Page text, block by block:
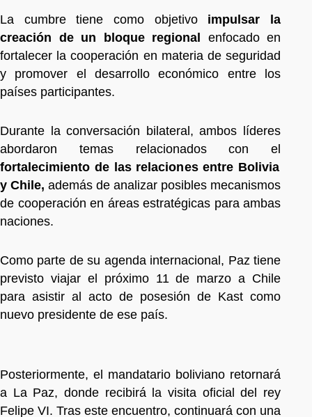
La cumbre tiene como objetivo impulsar la
creación de un bloque regional enfocado en
fortalecer la cooperación en materia de seguridad
y promover el desarrollo económico entre los
países participantes.
Durante la conversación bilateral, ambos líderes
abordaron temas relacionados con el
fortalecimiento de las relaciones entre Bolivia
y Chile, además de analizar posibles mecanismos
de cooperación en áreas estratégicas para ambas
naciones.
Como parte de su agenda internacional, Paz tiene
previsto viajar el próximo 11 de marzo a Chile
para asistir al acto de posesión de Kast como
nuevo presidente de ese país.
Posteriormente, el mandatario boliviano retornará
a La Paz, donde recibirá la visita oficial del rey
Felipe VI. Tras este encuentro, continuará con una